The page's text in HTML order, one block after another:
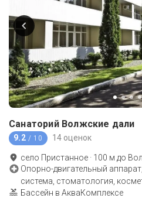
Санаторий Волжские дали
9.2 / 10 14 оценок
село Пристанное · 100 м до
Опорно-двигательный
система, стоматология,
Бассейн в АкваКомплексе